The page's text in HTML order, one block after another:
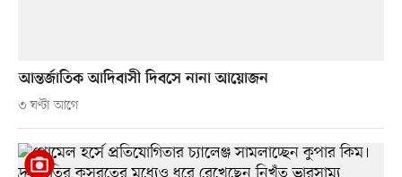
আন্তর্জাতিক আদিবাসী দিবসে নানা আয়োজন
৩ ঘণ্টা আগে